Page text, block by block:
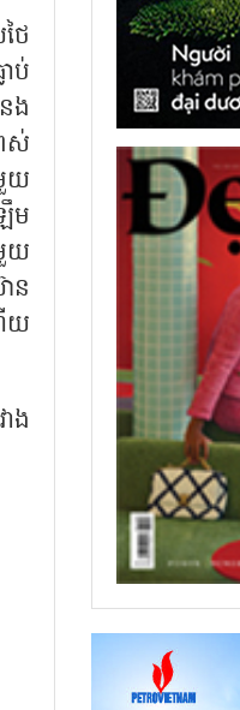
ៃ
ប់
ង
ស់
យ
ម
យ
ន
យ
ង